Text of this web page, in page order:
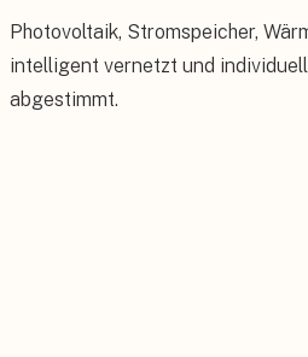
Photovoltaik, Stromspeicher,
intelligent vernetzt und
abgestimmt.